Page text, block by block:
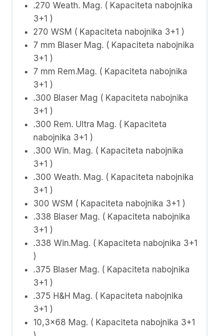
.270 Weath. Mag. ( Kapaciteta nabojnika
3+1 )
270 WSM ( Kapaciteta nabojnika 3+1 )
7 mm Blaser Mag. ( Kapaciteta nabojnika
3+1 )
7 mm Rem.Mag. ( Kapaciteta nabojnika
3+1 )
.300 Blaser Mag ( Kapaciteta nabojnika
3+1 )
.300 Rem. Ultra Mag. ( Kapaciteta
nabojnika 3+1 )
.300 Win. Mag. ( Kapaciteta nabojnika
3+1 )
.300 Weath. Mag. ( Kapaciteta nabojnika
3+1 )
300 WSM ( Kapaciteta nabojnika 3+1 )
.338 Blaser Mag. ( Kapaciteta nabojnika
3+1 )
.338 Win.Mag. ( Kapaciteta nabojnika 3+1
)
.375 Blaser Mag. ( Kapaciteta nabojnika
3+1 )
.375 H&H Mag. ( Kapaciteta nabojnika
3+1 )
10,3×68 Mag. ( Kapaciteta nabojnika 3+1